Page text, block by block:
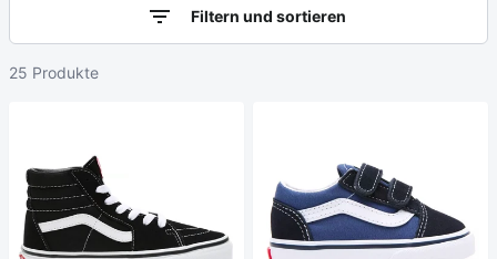
Filtern und sortieren
25 Produkte